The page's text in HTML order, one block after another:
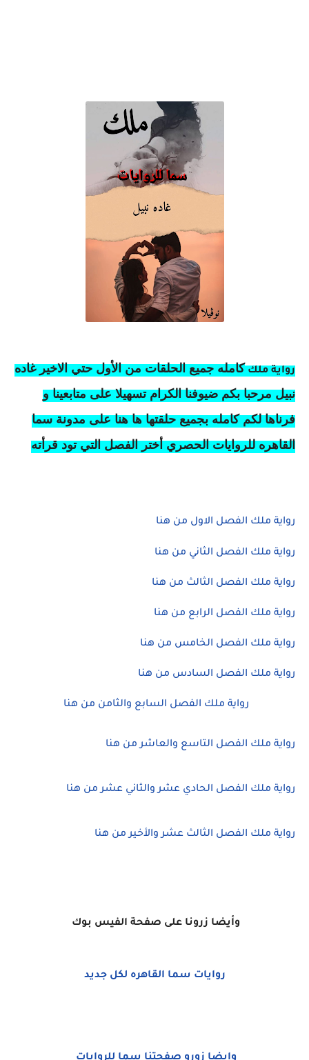
رواية ملك كاملهجميع الحلقات من الأول حتي الاخير غاده
نبيل مرحبا بكم ضيوفنا الكرام تسهيلا على متابعينا و
فرناها لكم كامله بجميع حلقتها ها هنا على مدونة سما
القاهره للروايات الحصري أختر الفصل التي تود قرأته
رواية ملك الفصل الاول من هنا
رواية ملك الفصل الثاني من هنا
رواية ملك الفصل الثالث من هنا
رواية ملك الفصل الرابع من هنا
رواية ملك الفصل الخامس من هنا
رواية ملك الفصل السادس من هنا
رواية ملك الفصل السابع والثامن من هنا
رواية ملك الفصل التاسع والعاشر من هنا
رواية ملك الفصل الحادي عشر والثاني عشر من هنا
رواية ملك الفصل الثالث عشر والأخير من هنا
وأيضا زرونا على صفحة الفيس بوك
روايات سما القاهره لكل جديد
وايضا زورو صفحتنا سما للروايات